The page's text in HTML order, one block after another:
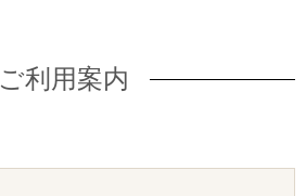
ご利用案内